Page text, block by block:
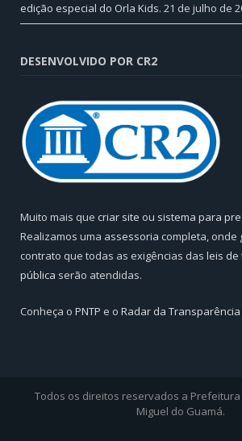
edição especial do Orla Kids. 21 de julho de
DESENVOLVIDO POR CR2
Muito mais que criar site ou sistema para
Realizamos uma assessoria completa, onde
contrato que todas as exigências das leis de
pública serão atendidas.
Conheça o PNTP e o Radar da Transparência
Todos os direitos reservados a Prefeitura
Miguel do Guamá.